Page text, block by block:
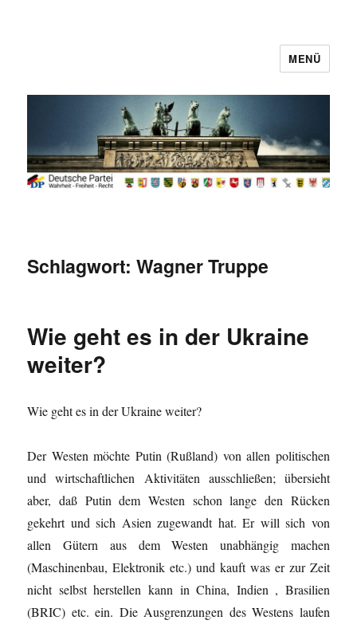
MENÜ
Schlagwort:Wagner Truppe
Wie geht es in der Ukraine
weiter?
Wie geht es in der Ukraine weiter?
Der Westen möchte Putin (Rußland) von allen politischen
und wirtschaftlichen Aktivitäten ausschließen; übersieht
aber, daß Putin dem Westen schon lange den Rücken
gekehrt und sich Asien zugewandt hat. Er will sich von
allen Gütern aus dem Westen unabhängig machen
(Maschinenbau, Elektronik etc.) und kauft was er zur Zeit
nicht selbst herstellen kann in China, Indien , Brasilien
(BRIC) etc. ein. Die Ausgrenzungen des Westens laufen